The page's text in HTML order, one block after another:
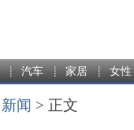
汽车 家居 女性
新闻 > 正文